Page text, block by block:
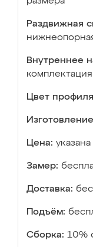
Раздвижная
Внутреннее
комплектация
Цвет
Цена:
Замер:
Доставка:
Подъём:
Сборка: 10%